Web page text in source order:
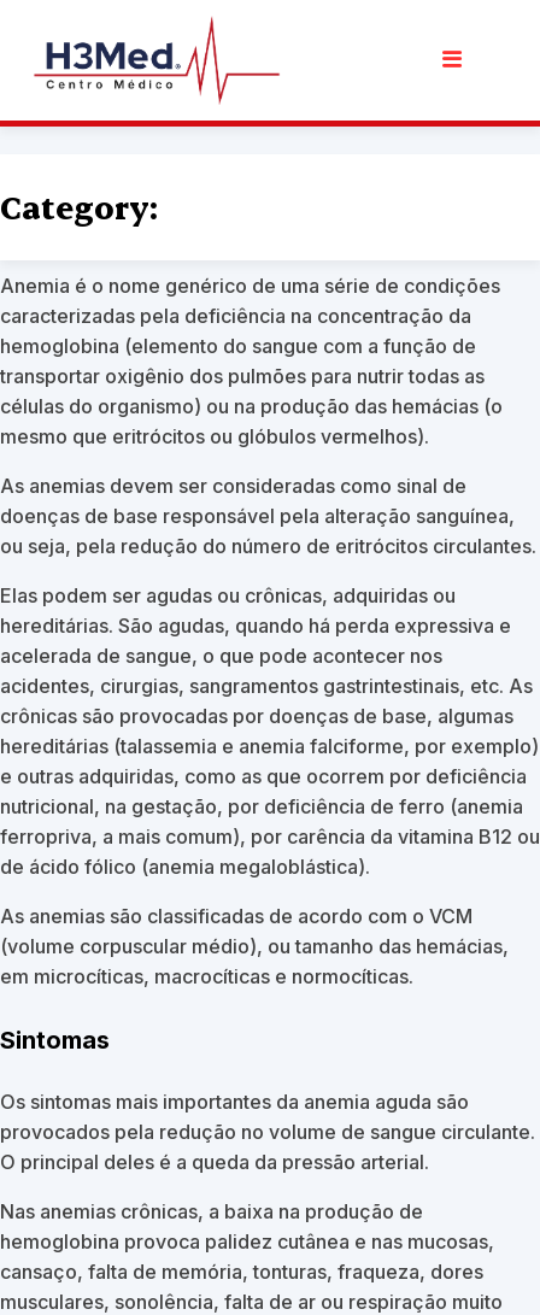
Category:
Anemia é o nome genérico de uma série de condições
caracterizadas pela deficiência na concentração da
hemoglobina (elemento do sangue com a função de
transportar oxigênio dos pulmões para nutrir todas as
células do organismo) ou na produção das hemácias (o
mesmo que eritrócitos ou glóbulos vermelhos).
As anemias devem ser consideradas como sinal de
doenças de base responsável pela alteração sanguínea,
ou seja, pela redução do número de eritrócitos circulantes.
Elas podem ser agudas ou crônicas, adquiridas ou
hereditárias. São agudas, quando há perda expressiva e
acelerada de sangue, o que pode acontecer nos
acidentes, cirurgias, sangramentos gastrintestinais, etc. As
crônicas são provocadas por doenças de base, algumas
hereditárias (talassemia e anemia falciforme, por exemplo)
e outras adquiridas, como as que ocorrem por deficiência
nutricional, na gestação, por deficiência de ferro (anemia
ferropriva, a mais comum), por carência da vitamina B12 ou
de ácido fólico (anemia megaloblástica).
As anemias são classificadas de acordo com o VCM
(volume corpuscular médio), ou tamanho das hemácias,
em microcíticas, macrocíticas e normocíticas.
Sintomas
Os sintomas mais importantes da anemia aguda são
provocados pela redução no volume de sangue circulante.
O principal deles é a queda da pressão arterial.
Nas anemias crônicas, a baixa na produção de
hemoglobina provoca palidez cutânea e nas mucosas,
cansaço, falta de memória, tonturas, fraqueza, dores
musculares, sonolência, falta de ar ou respiração muito